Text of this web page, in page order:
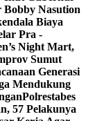
Nasution
Biaya
Pra -
Night Mart,
Sumut
Generasi
Mendukung
Polrestabes
57 Pelakunya